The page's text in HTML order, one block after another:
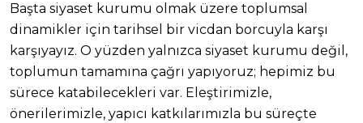
Başta siyaset kurumu olmak üzere toplumsal
dinamikler için tarihsel bir vicdan borcuyla karşı
karşıyayız. O yüzden yalnızca siyaset kurumu değil,
toplumun tamamına çağrı yapıyoruz; hepimiz bu
sürece katabilecekleri var. Eleştirimizle,
önerilerimizle, yapıcı katkılarımızla bu süreçte